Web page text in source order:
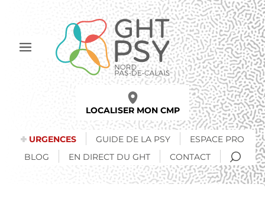
principal
Afficher
LOCALISER MON CMP
URGENCES GUIDE DE LA PSY
ESPACE PRO
BLOG
EN DIRECT DU GHT CONTACT